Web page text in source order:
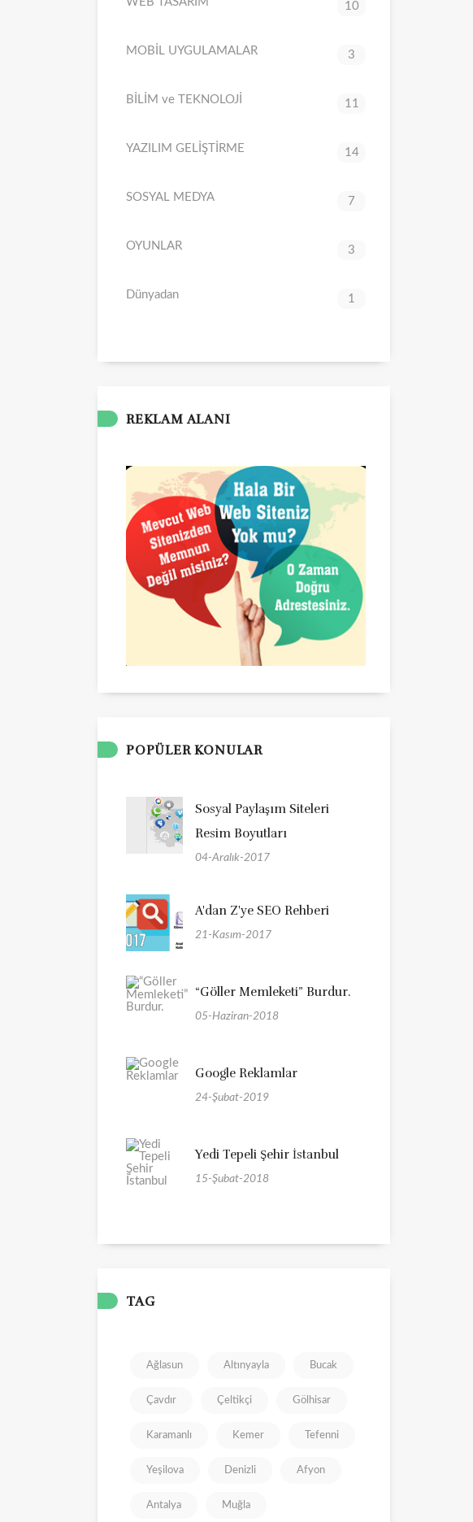
10
MOBİL UYGULAMALAR 3
BİLİM ve TEKNOLOJİ 11
YAZILIM GELİŞTİRME 14
SOSYAL MEDYA 7
OYUNLAR 3
Dünyadan 1
REKLAM ALANI
POPÜLER KONULAR
Sosyal Paylaşım Siteleri
Resim Boyutları
04-Aralık-2017
A'dan Z'ye SEO Rehberi
21-Kasım-2017
“Göller Memleketi” Burdur.
05-Haziran-2018
Google Reklamlar
24-Şubat-2019
Yedi Tepeli Şehir İstanbul
15-Şubat-2018
TAG
Ağlasun Altınyayla Bucak
Çavdır Çeltikçi Gölhisar
Karamanlı Kemer Tefenni
Yeşilova Denizli Afyon
Antalya Muğla